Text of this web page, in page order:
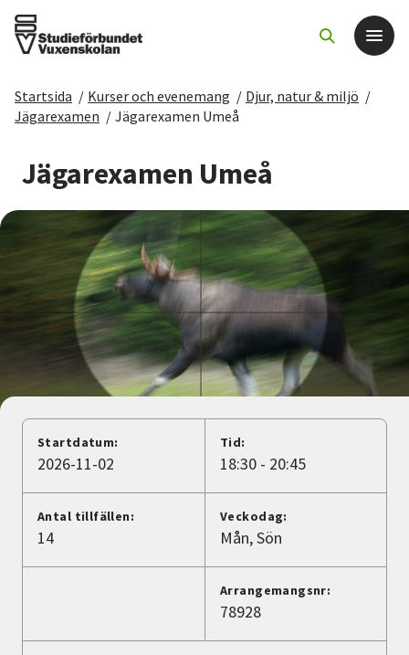
Det här gör vi
För dig som
Sök kurser och evenemang
Om SV
Starta studiecirkel
Cirkelledare
Nyheter
Avdelningar
Lyssna
Startsida / Kurser och evenemang / Djur, natur & miljö /
Jägarexamen / Jägarexamen Umeå
Jägarexamen Umeå
Startdatum:
2026-11-02
Tid:
18:30 - 20:45
Antal tillfällen:
14
Veckodag:
Mån Sön
Arrangemangsnr:
78928